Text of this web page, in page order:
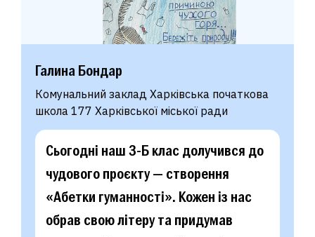
Галина Бондар
Комунальний заклад Харківська початкова
школа 177 Харківської міської ради
Сьогодні наш 3-Б клас долучився до
чудового проєкту — створення
«Абетки гуманності». Кожен із нас
обрав свою літеру та придумав